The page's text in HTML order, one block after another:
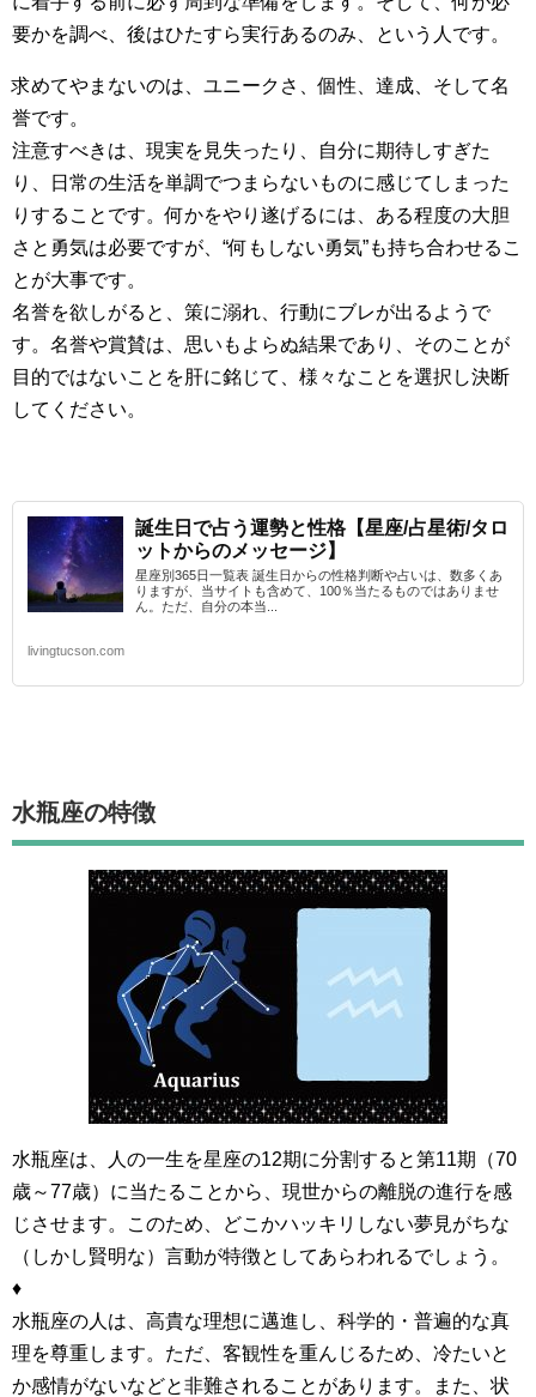
要かを調べ、後はひたすら実行あるのみ、という人です。
求めてやまないのは、ユニークさ、個性、達成、そして名
誉です。
注意すべきは、現実を見失ったり、自分に期待しすぎた
り、日常の生活を単調でつまらないものに感じてしまった
りすることです。何かをやり遂げるには、ある程度の大胆
さと勇気は必要ですが、“何もしない勇気”も持ち合わせるこ
とが大事です。
名誉を欲しがると、策に溺れ、行動にブレが出るようで
す。名誉や賞賛は、思いもよらぬ結果であり、そのことが
目的ではないことを肝に銘じて、様々なことを選択し決断
してください。
誕生日で占う運勢と性格【星座/占星術/タロ
ットからのメッセージ】
星座別365日一覧表 誕生日からの性格判断や占いは、数多くあ
りますが、当サイトも含めて、100％当たるものではありませ
ん。ただ、自分の本当...
livingtucson.com
水瓶座の特徴
水瓶座は、人の一生を星座の12期に分割すると第11期（70
歳～77歳）に当たることから、現世からの離脱の進行を感
じさせます。このため、どこかハッキリしない夢見がちな
（しかし賢明な）言動が特徴としてあらわれるでしょう。
♦
水瓶座の人は、高貴な理想に邁進し、科学的・普遍的な真
理を尊重します。ただ、客観性を重んじるため、冷たいと
か感情がないなどと非難されることがあります。また、状